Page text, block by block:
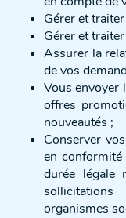
Gérer et
Gérer et
Assurer la
de vos
Vous envoyer
offres
nouveautés ;
Conserver
en
durée légale
organismes